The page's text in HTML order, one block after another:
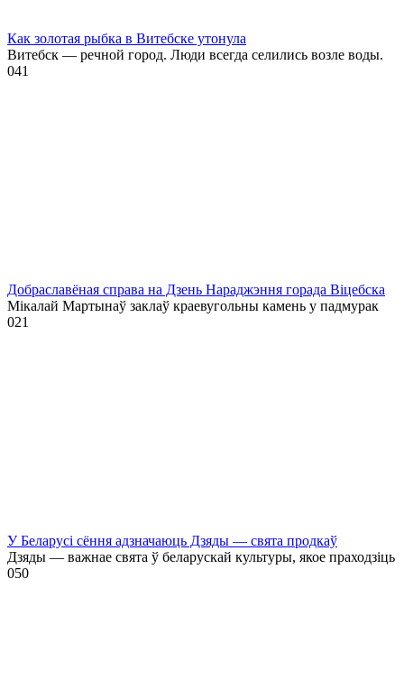
Как золотая рыбка в Витебске утонула
Витебск — речной город. Люди всегда селились возле воды.
041
Добраславёная справа на Дзень Нараджэння горада Віцебска
Мікалай Мартынаў заклаў краевугольны камень у падмурак
021
У Беларусі сёння адзначаюць Дзяды — свята продкаў
Дзяды — важнае свята ў беларускай культуры, якое праходзіць
050